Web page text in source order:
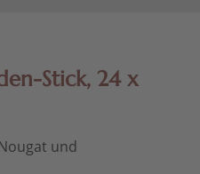
Stick, 24 x
und